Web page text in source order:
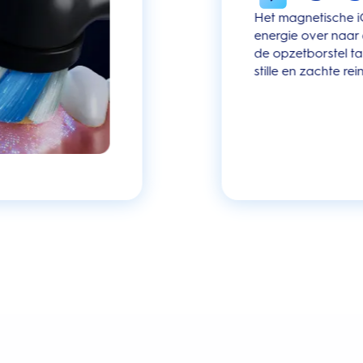
Het magnetische
energie over
de opzetborstel
stille en zachte